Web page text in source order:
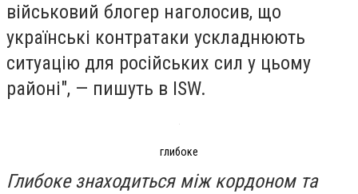
військовий блогер наголосив, що
українські контратаки ускладнюють
ситуацію для російських сил у цьому
районі", — пишуть в ISW.
глибоке
Глибоке знаходиться між кордоном та